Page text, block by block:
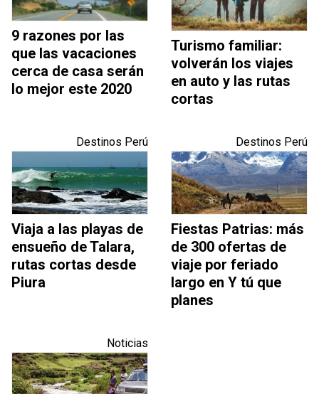
9 razones por las
que las vacaciones
cerca de casa serán
lo mejor este 2020
Turismo familiar:
volverán los viajes
en auto y las rutas
cortas
Destinos Perú
Viaja a las playas de
ensueño de Talara,
rutas cortas desde
Piura
Destinos Perú
Fiestas Patrias: más
de 300 ofertas de
viaje por feriado
largo en Y tú que
planes
Noticias